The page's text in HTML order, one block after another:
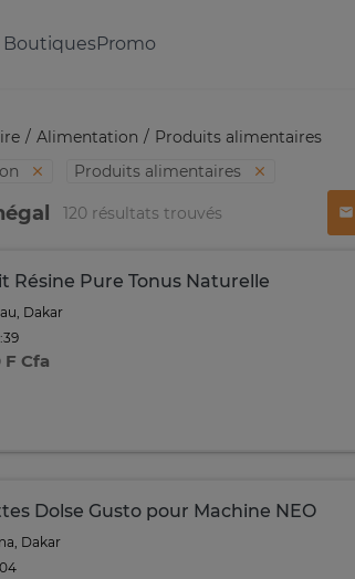
BoutiquesPromo
Alimentation
Produits alimentaires
Produits alimentaires
120 résultats trouvés
Résine Pure Tonus Naturelle
Dakar
F Cfa
Dolse Gusto pour Machine NEO
Dakar